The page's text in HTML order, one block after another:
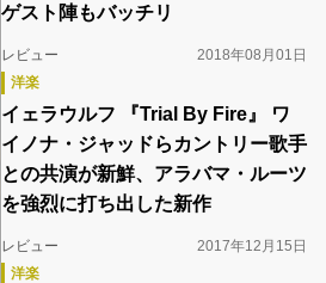
ゲスト陣もバッチリ
レビュー
2018年08月01日
洋楽
イェラウルフ 『Trial By Fire』 ワ
イノナ・ジャッドらカントリー歌手
との共演が新鮮、アラバマ・ルーツ
を強烈に打ち出した新作
レビュー
2017年12月15日
洋楽